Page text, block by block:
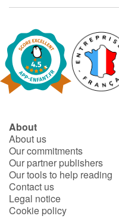
Fable, myth, literature
Princesses and princes,
Ogres, monsters and
Heroines and Heroes
Ecology, nature, seasons
The animals
Travel, epic, investigation,
Around the world
About
About us
Our commitments
Our partner publishers
Our tools to help reading
Contact us
Legal notice
Cookie policy